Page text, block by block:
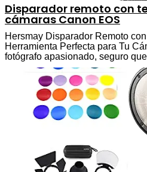
Disparador remoto con
cámaras Canon EOS
Hersmay Disparador Remoto
Herramienta Perfecta para Tu
fotógrafo apasionado, seguro